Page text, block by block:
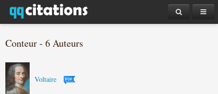
Conteur - 6 Auteurs
Voltaire